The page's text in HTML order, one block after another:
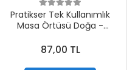
Pratikser Tek Kullanımlık
Masa Örtüsü Doğa -
87,00 TL